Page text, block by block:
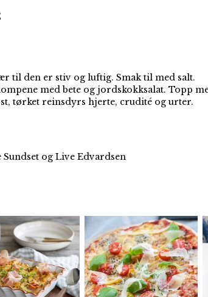
til den er stiv og luftig. Smak til med salt.
med bete og jordskokksalat. Topp
tørket reinsdyrs hjerte, crudité og urter.
og Live Edvardsen